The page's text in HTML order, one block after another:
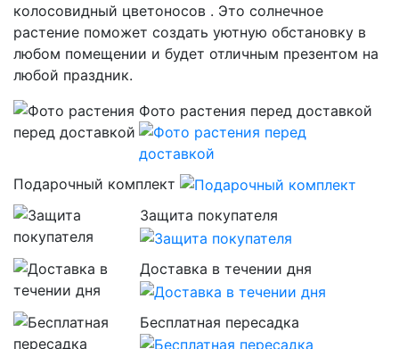
колосовидный цветоносов . Это солнечное
растение поможет создать уютную обстановку в
любом помещении и будет отличным презентом на
любой праздник.
Фото растения перед доставкой
Подарочный комплект
Защита покупателя
Доставка в течении дня
Бесплатная пересадка